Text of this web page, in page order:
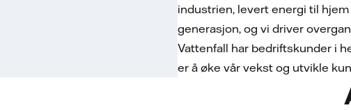
industrien, levert energi til
generasjon, og vi driver
Vattenfall har bedriftskunder i
er å øke vår vekst og utvikle